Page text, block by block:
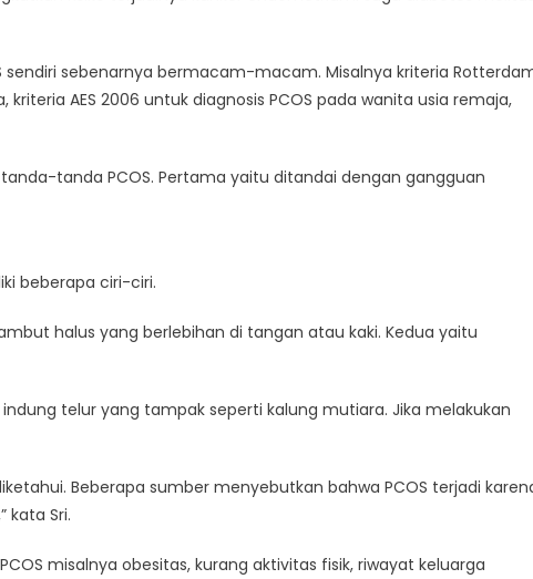
sendiri sebenarnya bermacam-macam. Misalnya kriteria
AES 2006 untuk diagnosis PCOS pada wanita usia remaja,
tanda PCOS. Pertama yaitu ditandai dengan gangguan
beberapa ciri-ciri.
halus yang berlebihan di tangan atau kaki. Kedua yaitu
telur yang tampak seperti kalung mutiara. Jika melakukan
Beberapa sumber menyebutkan bahwa PCOS terjadi
kata Sri.
misalnya obesitas, kurang aktivitas fisik, riwayat keluarga